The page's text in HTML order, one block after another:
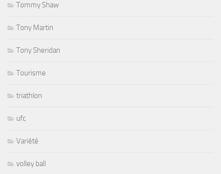
Tommy Shaw
Tony Martin
Tony Sheridan
Tourisme
triathlon
ufc
Variété
volley ball